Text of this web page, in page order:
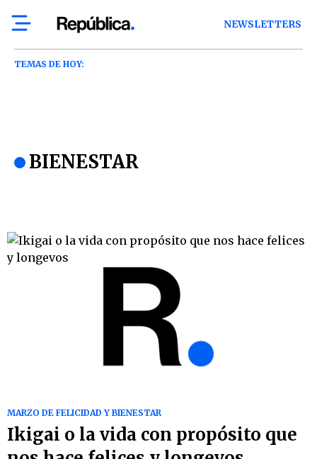
NEWSLETTERS
TEMAS DE HOY:
BIENESTAR
MARZO DE FELICIDAD Y BIENESTAR
Ikigai o la vida con propósito que